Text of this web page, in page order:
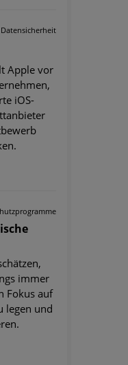
Apple vor
iOS-
immer
Fokus auf
legen und